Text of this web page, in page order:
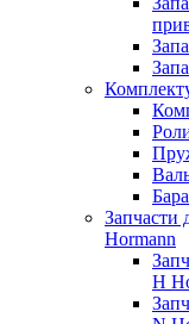
Запчасти
Hormann
H